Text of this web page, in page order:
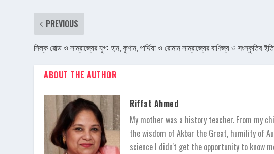
PREVIOUS
সিল্ক রোড ও সাম্রাজ্যের যুগ: হান, কুশান, পার্থিয়া ও রোমান সাম্রাজ্যের বাণিজ্য ও সংস্কৃতির
ABOUT THE AUTHOR
Riffat Ahmed
My mother was a history teacher. From my
the wisdom of Akbar the Great, humility of
science I didn't get the opportunity to know